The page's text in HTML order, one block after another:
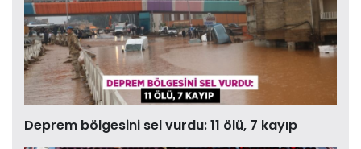
Deprem bölgesini sel vurdu: 11 ölü, 7 kayıp